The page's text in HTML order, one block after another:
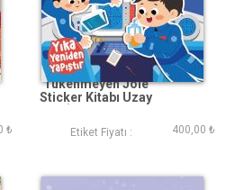
₺
Tükenmeyen Jöle
Sticker Kitabı Uzay
Etiket Fiyatı : 400,00 ₺